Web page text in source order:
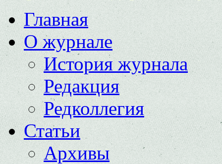
Главная
О журнале
История журнала
Редакция
Редколлегия
Статьи
Архивы